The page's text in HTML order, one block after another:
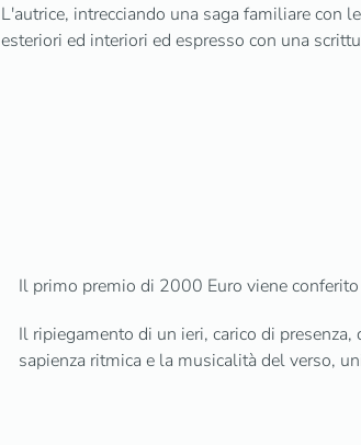
L'autrice, intrecciando una saga familiare con
esteriori ed interiori ed espresso con una
Il primo premio di 2000 Euro viene conferito
Il ripiegamento di un ieri, carico di
sapienza ritmica e la musicalità del verso,